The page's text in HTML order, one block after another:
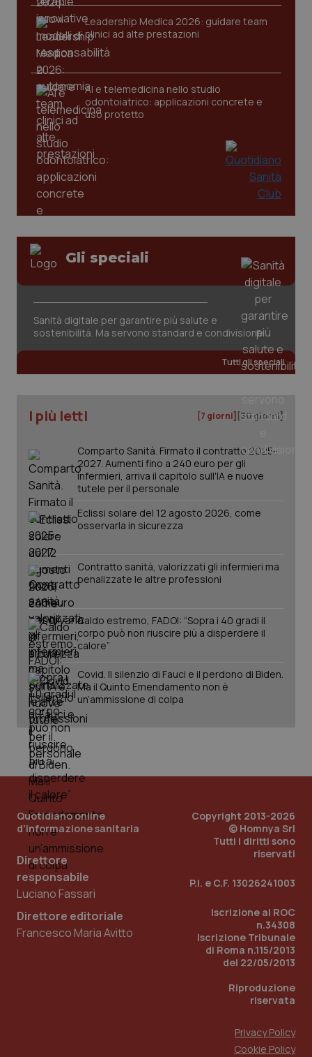
Leadership Medica 2026: guidare team
clinici ad alte prestazioni
AI e telemedicina nello studio
odontoiatrico: applicazioni concrete e
uso protetto
Gli speciali
Sanità digitale per garantire più salute e
sostenibilità. Ma servono standard e condivisione
Tutti gli speciali
I più letti [7 giorni] [30 giorni]
Comparto Sanità. Firmato il contratto 2025-
2027. Aumenti fino a 240 euro per gli
infermieri, arriva il capitolo sull'IA e nuove
tutele per il personale
Eclissi solare del 12 agosto 2026, come
osservarla in sicurezza
Contratto sanità, valorizzati gli infermieri ma
penalizzate le altre professioni
Caldo estremo, FADOI: “Sopra i 40 gradi il
corpo può non riuscire più a disperdere il
calore”
Covid. Il silenzio di Fauci e il perdono di Biden.
Ma il Quinto Emendamento non è
un’ammissione di colpa
Quotidiano online
d'informazione sanitaria
Direttore
responsabile
Luciano Fassari
Direttore editoriale
Francesco Maria Avitto
Copyright 2013-2026
© Homnya Srl
Tutti i diritti sono
riservati
P.I. e C.F. 13026241003
Iscrizione al ROC
n.34308
Iscrizione Tribunale
di Roma n.115/2013
del 22/05/2013
Riproduzione
riservata
Privacy Policy
Cookie Policy
tracking-sites-ironfish-
session-id
Google LLC
1
PHPSESSID
PHP.net
_ga_KM60CM4NPH .quotidianosanita.it
1
Scadenza
Scadenza